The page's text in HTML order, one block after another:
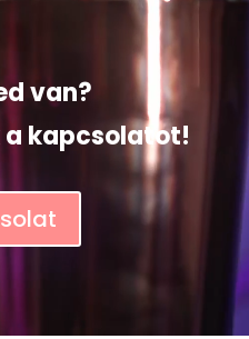
van?
a kapcsolatot!